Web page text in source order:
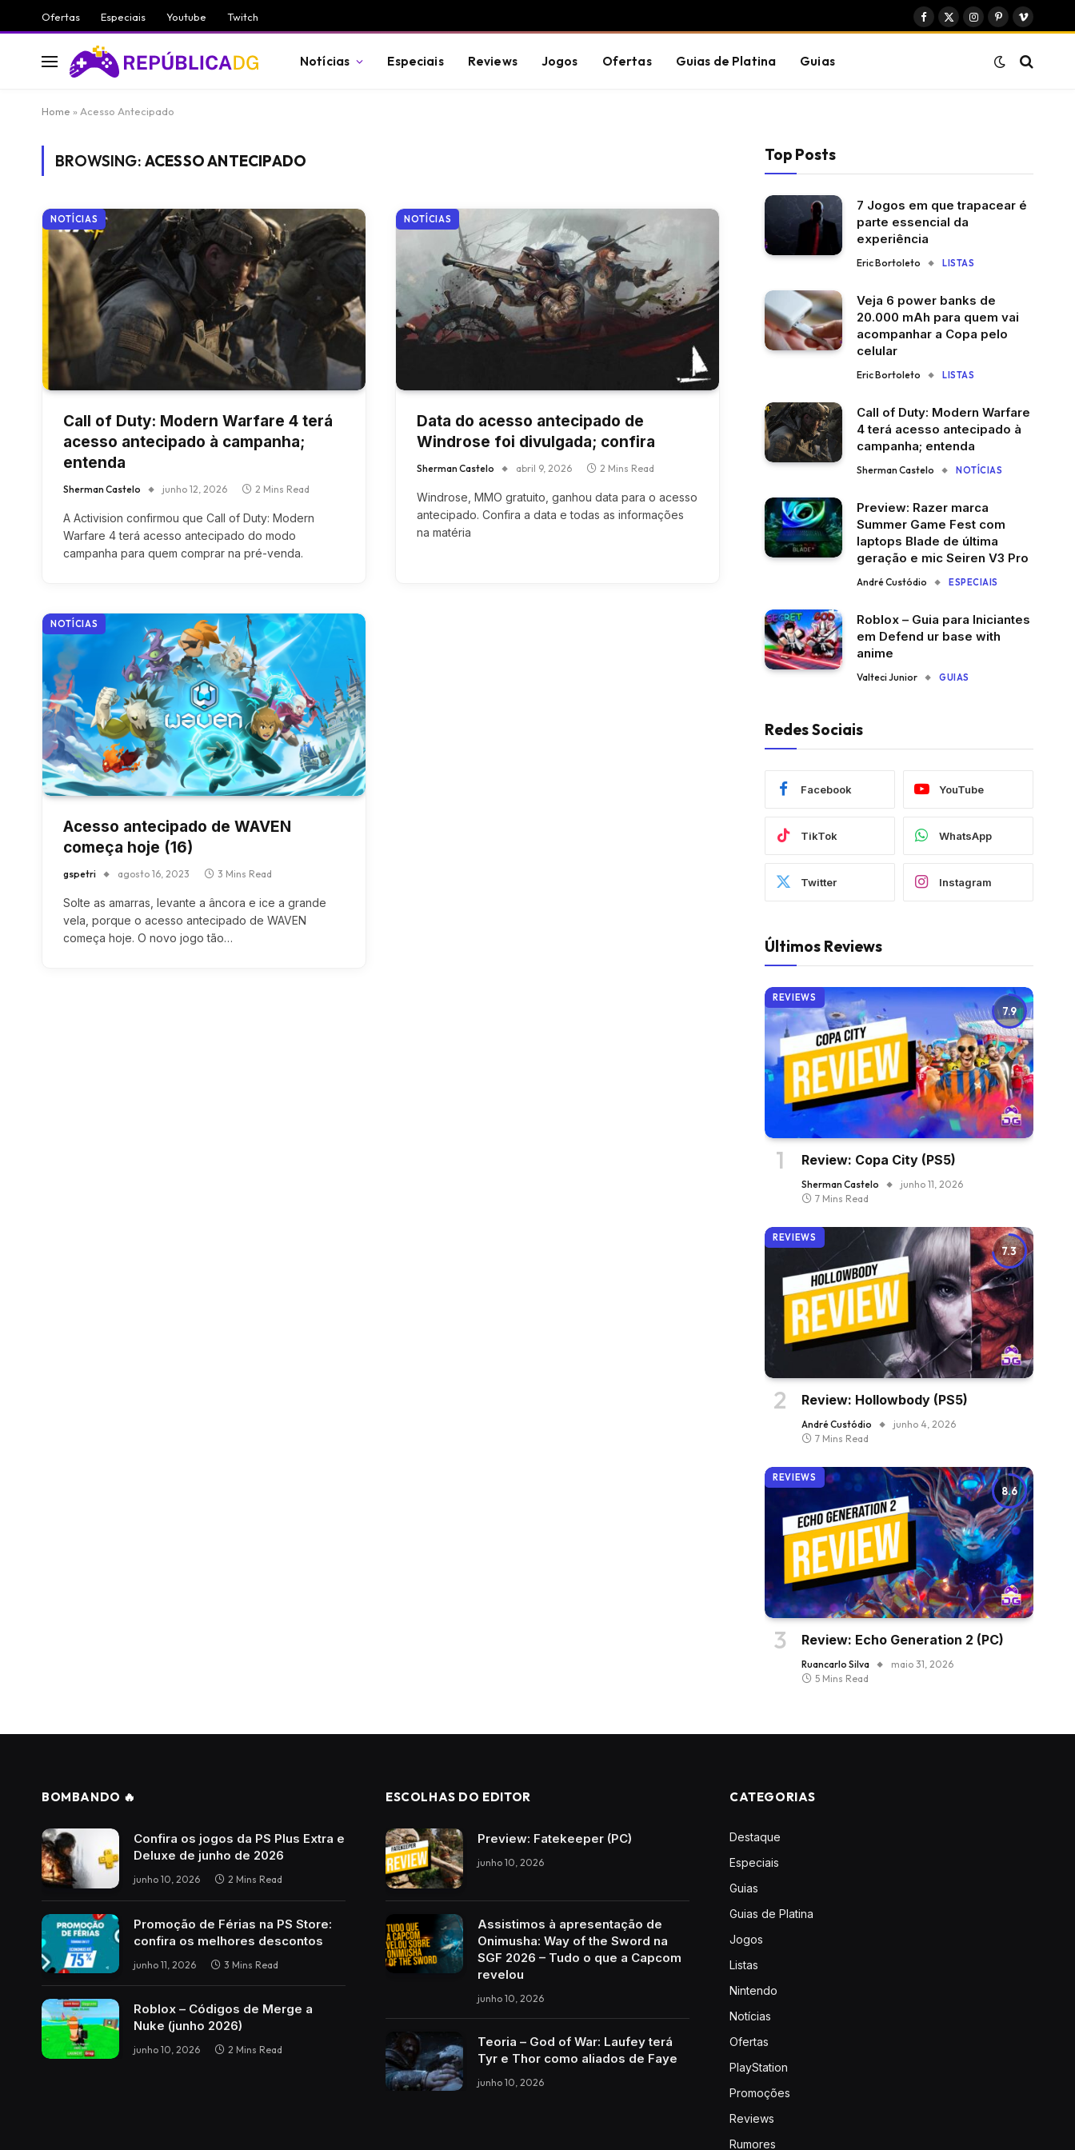
Ofertas Especiais Youtube Twitch
Facebook
X
Instagram
PinterestVimeo
Notícias Especiais Reviews Jogos Ofertas Guias de Platina Guias
Home » Acesso Antecipado
BROWSING: ACESSO ANTECIPADO
NOTÍCIAS
Call of Duty: Modern Warfare 4 terá
acesso antecipado à campanha;
entenda
Sherman Castelo junho 12, 2026 2 Mins Read
A Activision confirmou que Call of Duty: Modern
Warfare 4 terá acesso antecipado do modo
campanha para quem comprar na pré-venda.
NOTÍCIAS
Data do acesso antecipado de
Windrose foi divulgada; confira
Sherman Castelo abril 9, 2026 2 Mins Read
Windrose, MMO gratuito, ganhou data para o acesso
antecipado. Confira a data e todas as informações
na matéria
NOTÍCIAS
Acesso antecipado de WAVEN
começa hoje (16)
gspetri agosto 16, 2023 3 Mins Read
Solte as amarras, levante a âncora e ice a grande
vela, porque o acesso antecipado de WAVEN
começa hoje. O novo jogo tão…
Top Posts
7 Jogos em que trapacear é
parte essencial da
experiência
Eric Bortoleto LISTAS
Veja 6 power banks de
20.000 mAh para quem vai
acompanhar a Copa pelo
celular
Eric Bortoleto LISTAS
Call of Duty: Modern Warfare
4 terá acesso antecipado à
campanha; entenda
Sherman Castelo NOTÍCIAS
Preview: Razer marca
Summer Game Fest com
laptops Blade de última
geração e mic Seiren V3 Pro
André Custódio ESPECIAIS
Roblox – Guia para Iniciantes
em Defend ur base with
anime
Valteci Junior GUIAS
Redes Sociais
Facebook YouTube
TikTok WhatsApp
Twitter Instagram
Últimos Reviews
7.9
REVIEWS
Review: Copa City (PS5)
Sherman Castelo
junho 11, 2026
7 Mins Read
7.3
REVIEWS
Review: Hollowbody (PS5)
André Custódio
junho 4, 2026
7 Mins Read
8.6
REVIEWS
Review: Echo Generation 2 (PC)
Ruancarlo Silva
maio 31, 2026
5 Mins Read
BOMBANDO 🔥
Confira os jogos da PS Plus Extra e
Deluxe de junho de 2026
junho 10, 2026 2 Mins Read
Promoção de Férias na PS Store:
confira os melhores descontos
junho 11, 2026 3 Mins Read
Roblox – Códigos de Merge a
Nuke (junho 2026)
junho 10, 2026 2 Mins Read
ESCOLHAS DO EDITOR
Preview: Fatekeeper (PC)
junho 10, 2026
Assistimos à apresentação de
Onimusha: Way of the Sword na
SGF 2026 – Tudo o que a Capcom
revelou
junho 10, 2026
Teoria – God of War: Laufey terá
Tyr e Thor como aliados de Faye
junho 10, 2026
CATEGORIAS
Destaque
Especiais
Guias
Guias de Platina
Jogos
Listas
Nintendo
Notícias
Ofertas
PlayStation
Promoções
Reviews
Rumores